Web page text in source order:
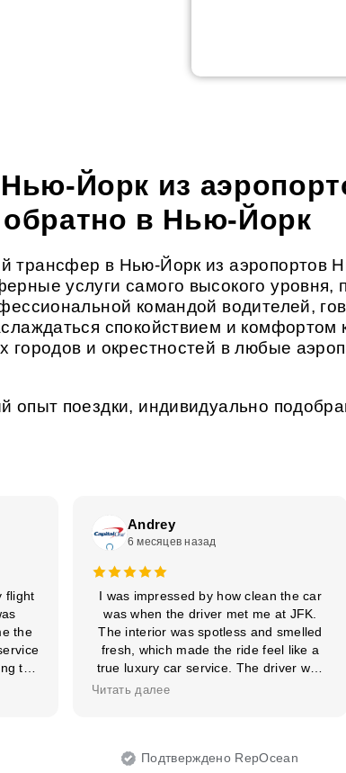
Йорк из
обратно в Нью-Йорк
трансфер в Нью-Йорк из аэропортов
услуги самого высокого уровня,
командой водителей,
спокойствием и комфортом
городов и окрестностей в любые
опыт поездки, индивидуально
flight
the
the
Andrey
6 месяцев назад
I was impressed by how clean the car
was when the driver met me at JFK.
The interior was spotless and smelled
fresh, which made the ride feel like a
true luxury car service. The driver was
professional and on time, so I’ll
Читать далее
Подтверждено RepOcean